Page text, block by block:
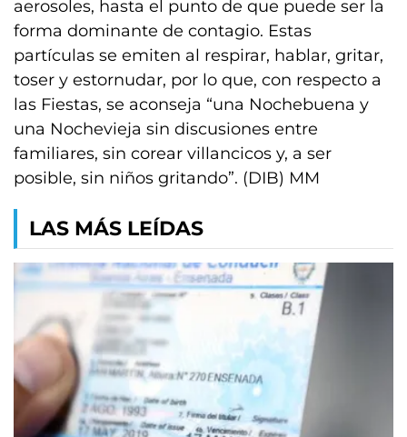
aerosoles, hasta el punto de que puede ser la
forma dominante de contagio. Estas
partículas se emiten al respirar, hablar, gritar,
toser y estornudar, por lo que, con respecto a
las Fiestas, se aconseja “una Nochebuena y
una Nochevieja sin discusiones entre
familiares, sin corear villancicos y, a ser
posible, sin niños gritando”. (DIB) MM
LAS MÁS LEÍDAS